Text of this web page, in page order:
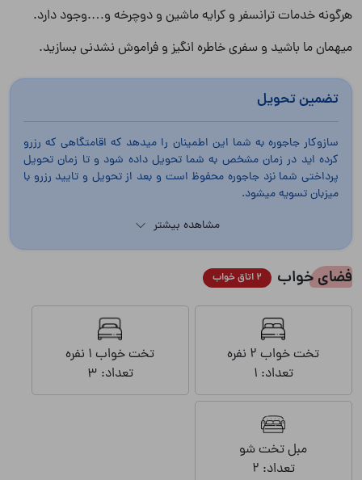
هرگونه خدمات ترانسفر و کرایه ماشین و دوچرخه و….وجود دارد.
میهمان ما باشید و سفری خاطره انگیز و فراموش نشدنی بسازید.
تضمین تحویل
سازوکار جاجوره به شما این اطمینان را میدهد که اقامتگاهی که رزرو
کرده اید در زمان مشخص به شما تحویل داده شود و تا زمان تحویل
پرداختی شما نزد جاجوره محفوظ است و بعد از تحویل و تایید رزرو با
میزبان تسویه میشود.
مشاهده بیشتر
فضای خواب 2 اتاق خواب
تخت خواب 2 نفره
تعداد: 1
تخت خواب 1 نفره
تعداد: 3
مبل تخت شو
تعداد: 2